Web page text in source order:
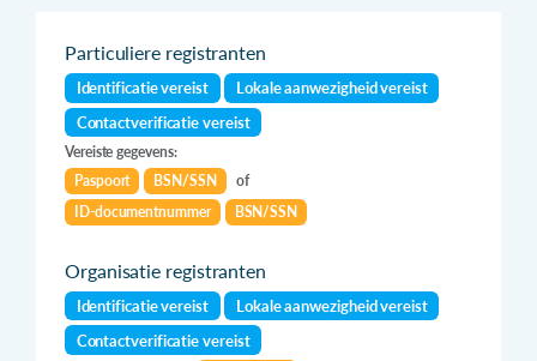
Particuliere registranten
Identificatie vereist
Lokale aanwezigheid vereist
Contactverificatie vereist
Vereiste gegevens:
Paspoort
BSN/SSN
of
ID-documentnummer
BSN/SSN
Organisatie registranten
Identificatie vereist
Lokale aanwezigheid vereist
Contactverificatie vereist